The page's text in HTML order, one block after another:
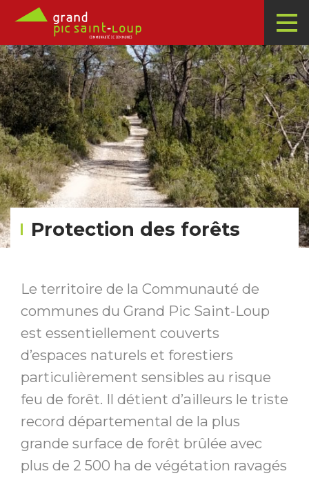
Protection des forêts
Le territoire de la Communauté de
communes du Grand Pic Saint-Loup
est essentiellement couverts
d’espaces naturels et forestiers
particulièrement sensibles au risque
feu de forêt. Il détient d’ailleurs le triste
record départemental de la plus
grande surface de forêt brûlée avec
plus de 2 500 ha de végétation ravagés